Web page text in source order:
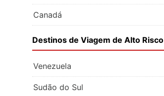
Canadá
Destinos de Viagem de Alto Risco
Venezuela
Sudão do Sul